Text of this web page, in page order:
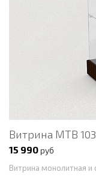
Витрина МТВ 103
15 990 руб
Витрина монолитная и